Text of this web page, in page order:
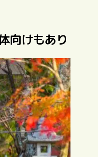
向けもあり